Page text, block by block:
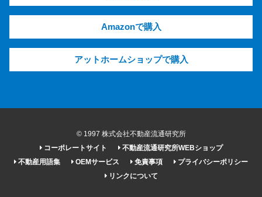
Amazonで購入
アットホームショップで購入
© 1997 株式会社不動産流通研究所
コーポレートサイト
不動産流通研究所WEBショップ
不動産用語集
OEMサービス 免責事項
プライバシーポリシー
リンクについて